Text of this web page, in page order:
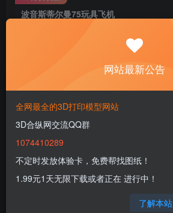
波音斯蒂尔曼75玩具飞机
100
免费
网站最新公告
全网最全的3D打印模型网站
3D合纵网交流QQ群
1074410289
不定时发放体验卡，免费帮找图纸！
1.99元1天无限下载或者正在 进行中！
了解本站